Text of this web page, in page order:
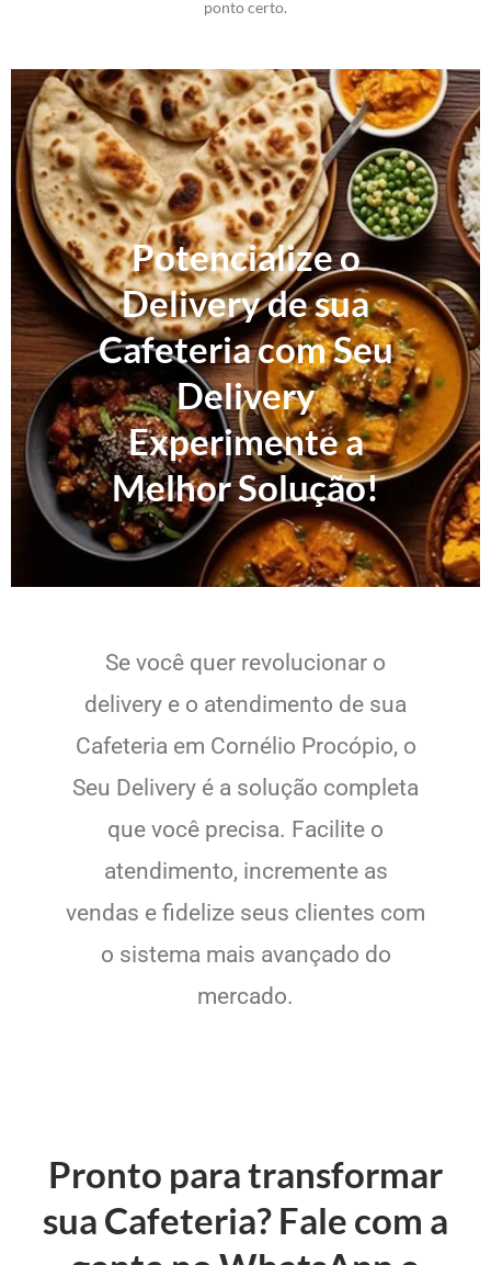
ponto certo.
Potencialize o
Delivery de sua
Cafeteria com Seu
Delivery
Experimente a
Melhor Solução!
Se você quer revolucionar o
delivery e o atendimento de sua
Cafeteria em Cornélio Procópio, o
Seu Delivery é a solução completa
que você precisa. Facilite o
atendimento, incremente as
vendas e fidelize seus clientes com
o sistema mais avançado do
mercado.
Pronto para transformar
sua Cafeteria? Fale com a